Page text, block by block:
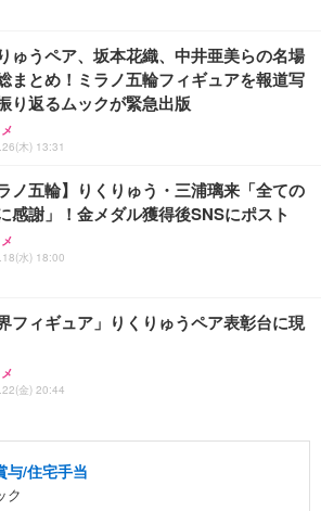
ゅうペア、坂本花織、中井亜美らの名場
まとめ！ミラノ五輪フィギュアを報道写
り返るムックが緊急出版
木) 13:31
ラノ五輪】りくりゅう・三浦璃来「全ての
感謝」！金メダル獲得後SNSにポスト
水) 18:00
界フィギュア」りくりゅうペア表彰台に現
金) 20:44
与/住宅手当
ク